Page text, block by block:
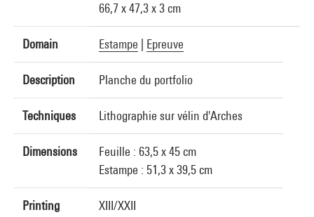
66,7 x 47,3 x 3 cm
Domain Estampe Epreuve
Description Planche du portfolio
Techniques Lithographie sur vélin d'Arches
Dimensions
Feuille : 63,5 x 45 cm
Estampe : 51,3 x 39,5 cm
Printing XIII/XXII